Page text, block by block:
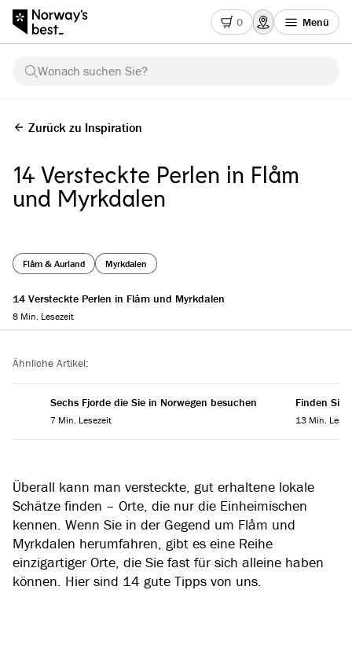
0 Menü
Wonach suchen Sie?
Zurück zu Inspiration
14 Versteckte Perlen in Flåm
und Myrkdalen
Flåm & Aurland Myrkdalen
14 Versteckte Perlen in Flåm und Myrkdalen
8 Min. Lesezeit
Ähnliche Artikel:
Sechs Fjorde die Sie in Norwegen besuchen
7 Min. Lesezeit
Finden Sie
13 Min.
Überall kann man versteckte, gut erhaltene lokale
Schätze finden – Orte, die nur die Einheimischen
kennen. Wenn Sie in der Gegend um Flåm und
Myrkdalen herumfahren, gibt es eine Reihe
einzigartiger Orte, die Sie fast für sich alleine haben
können. Hier sind 14 gute Tipps von uns.